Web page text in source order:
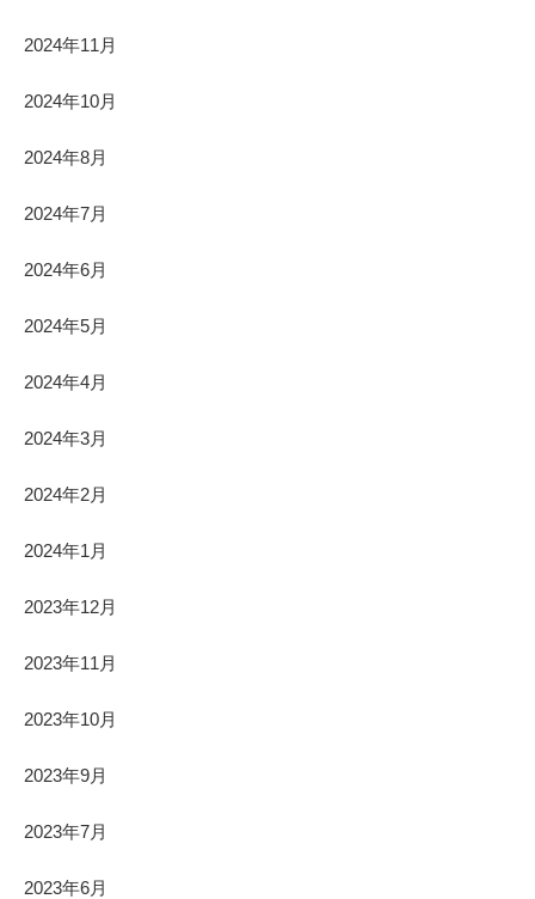
2024年11月
2024年10月
2024年8月
2024年7月
2024年6月
2024年5月
2024年4月
2024年3月
2024年2月
2024年1月
2023年12月
2023年11月
2023年10月
2023年9月
2023年7月
2023年6月